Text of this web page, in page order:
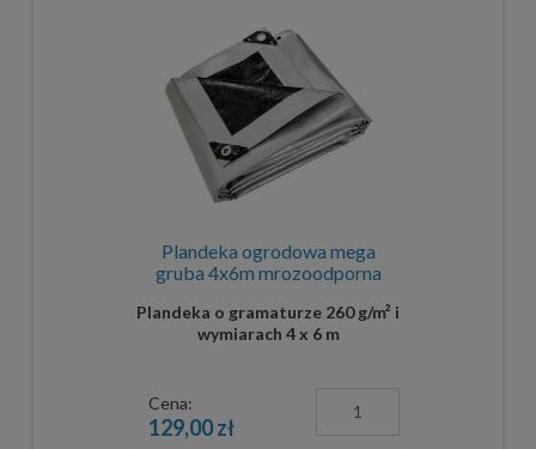
Plandeka ogrodowa mega
gruba 4x6m mrozoodporna
Plandeka o gramaturze 260 g/m² i
wymiarach 4 x 6 m
Cena:
129,00 zł